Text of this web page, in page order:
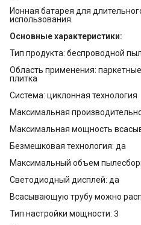
Ионная батарея для
использования.
Основные характеристики:
Тип продукта: беспроводной
Область применения:
плитка
Cистема: циклонная технология
Максимальная
Максимальная мощность
Безмешковая технология: да
Максимальный объем
Светодиодный дисплей: да
Всасывающую трубу можно
Тип настройки мощности: 3